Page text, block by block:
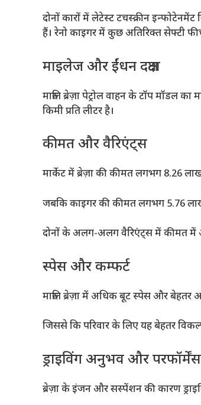
दोनों कारों में लेटेस्ट टचस्क्रीन
हैं। रेनो काइगर में कुछ अतिरिक्त सेफ्टी
माइलेज और ईंधन दक्षता
मारुति ब्रेज़ा पेट्रोल वाहन के टॉप मॉडल
किमी प्रति लीटर है।
कीमत और वैरिएंट्स
मार्केट में ब्रेज़ा की कीमत लगभग 8.26
जबकि काइगर की कीमत लगभग 5.76
दोनों के अलग-अलग वैरिएंट्स में कीमत में
स्पेस और कम्फर्ट
मारुति ब्रेज़ा में अधिक बूट स्पेस और बेहतर
जिससे कि परिवार के लिए यह बेहतर
ड्राइविंग अनुभव और परफॉर्मेंस
ब्रेज़ा के इंजन और सस्पेंशन की कारण